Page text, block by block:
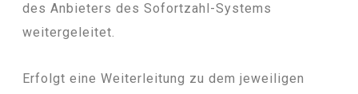
des Anbieters des Sofortzahl-Systems
weitergeleitet.
Erfolgt eine Weiterleitung zu dem jeweiligen